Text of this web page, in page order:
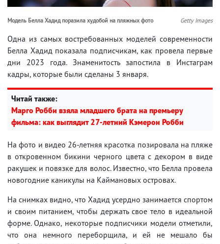
Модель Белла Хадид поразила худобой на пляжных фото Getty Images
Одна из самых востребованных моделей современности
Белла Хадид показала подписчикам, как провела первые
дни 2023 года. Знаменитость запостила в Инстаграм
кадры, которые были сделаны 3 января.
Читай также:
Марго Робби взяла младшего брата на премьеру
фильма: как выглядит 27-летний Кэмерон Робби
На фото и видео 26-летняя красотка позировала на пляже
в откровенном бикини черного цвета с декором в виде
ракушек и повязке для волос. Известно, что Белла провела
новогодние каникулы на Каймановых островах.
На снимках видно, что Хадид усердно занимается спортом
и своим питанием, чтобы держать свое тело в идеальной
форме. Однако, некоторые подписчики модели отметили,
что она немного переборщила, и ей не мешало бы